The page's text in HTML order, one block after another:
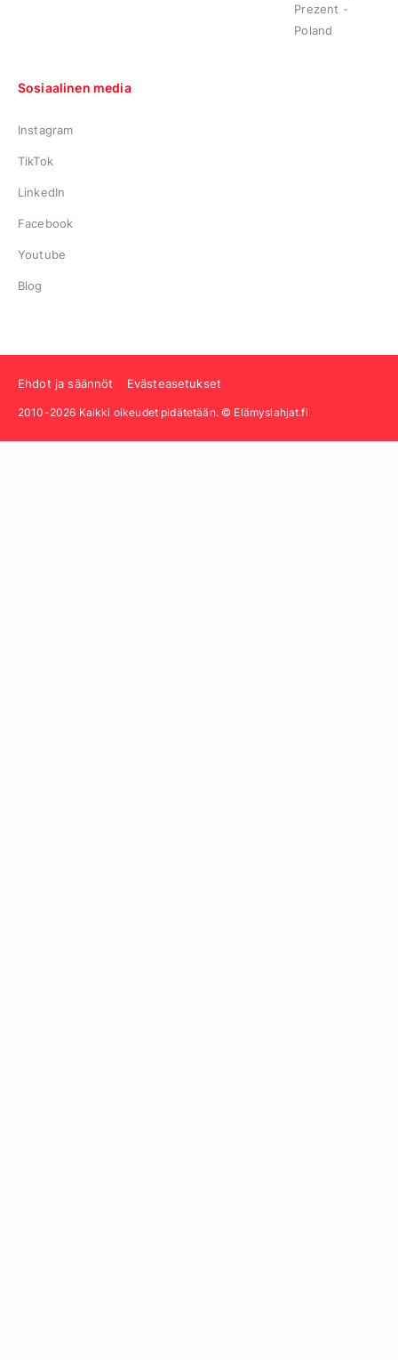
Prezent -
Poland
Sosiaalinen media
Instagram
TikTok
LinkedIn
Facebook
Youtube
Blog
Ehdot ja säännöt Evästeasetukset
2010-2026 Kaikki oikeudet pidätetään. © Elämyslahjat.fi